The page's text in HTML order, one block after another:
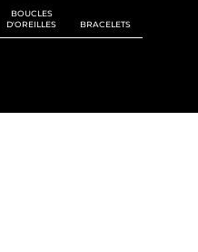
BOUCLES
D'OREILLES
BRACELETS